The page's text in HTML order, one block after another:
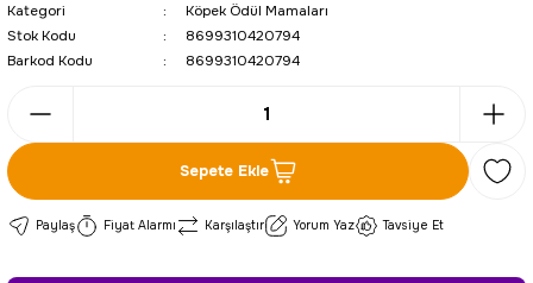
Kategori
Köpek Ödül Mamaları
Stok Kodu
8699310420794
Barkod Kodu
8699310420794
Sepete Ekle
Paylaş Fiyat Alarmı Karşılaştır Yorum Yaz Tavsiye Et